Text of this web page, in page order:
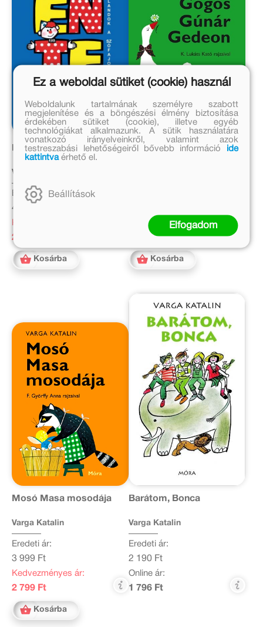
ÉN, TE, Ő
Varga Katalin
Eredeti ár:
4 499 Ft
2 699 Ft
Kosárba
Gőgös Gúnár Gedeon
Kedvezményes ár:
2 799 Ft
Kosárba
Mosó Masa mosodája
Varga Katalin
Eredeti ár:
3 999 Ft
Kedvezményes ár:
2 799 Ft
Kosárba
Barátom, Bonca
Varga Katalin
Eredeti ár:
2 190 Ft
Online ár:
1 796 Ft
Ez a weboldal sütiket (cookie) használ
Weboldalunk tartalmának személyre szabott
megjelenítése és a böngészési élmény biztosítása
érdekében sütiket (cookie), illetve egyéb
technológiákat alkalmazunk. A sütik használatára
vonatkozó irányelveinkről, valamint azok
testreszabási lehetőségeiről bővebb információ
ide
kattintvaérhető el.
Beállítások
Elfogadom